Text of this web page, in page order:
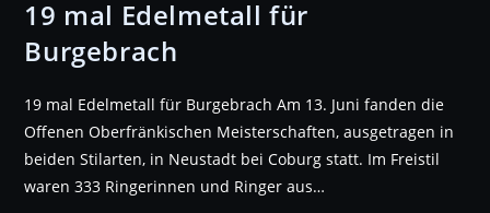
19 mal Edelmetall für
Burgebrach
19 mal Edelmetall für Burgebrach Am 13. Juni fanden die
Offenen Oberfränkischen Meisterschaften, ausgetragen in
beiden Stilarten, in Neustadt bei Coburg statt. Im Freistil
waren 333 Ringerinnen und Ringer aus…